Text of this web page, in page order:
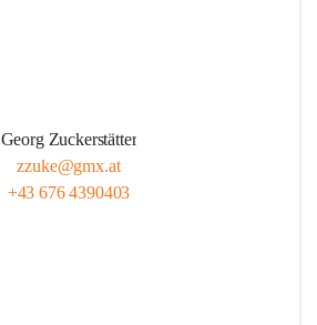
Georg Zuckerstätter
zzuke@gmx.at
+43 676 4390403